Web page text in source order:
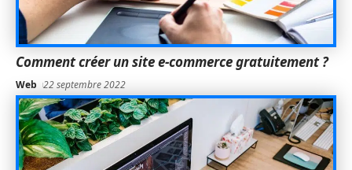
Comment créer un site e-commerce gratuitement ?
Web 22 septembre 2022